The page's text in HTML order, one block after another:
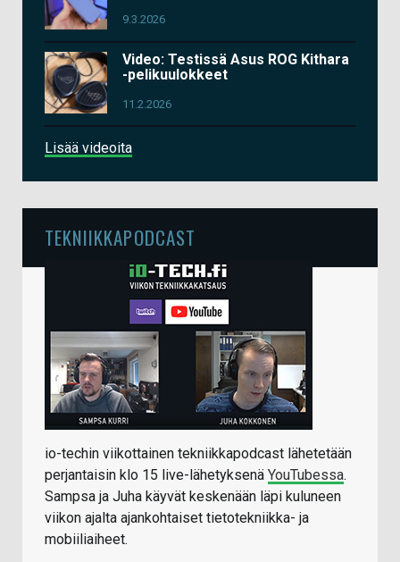
9.3.2026
Video: Testissä Asus ROG Kithara
-pelikuulokkeet
11.2.2026
Lisää videoita
TEKNIIKKAPODCAST
io-techin viikottainen tekniikkapodcast lähetetään
perjantaisin klo 15 live-lähetyksenä YouTubessa.
Sampsa ja Juha käyvät keskenään läpi kuluneen
viikon ajalta ajankohtaiset tietotekniikka- ja
mobiiliaiheet.